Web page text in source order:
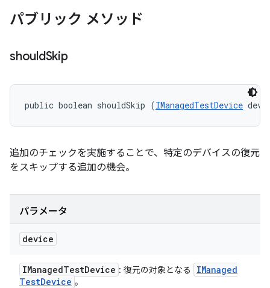
パブリック メソッド
shouldSkip
public boolean shouldSkip (IManagedTestDevice
追加のチェックを実施することで、特定のデバイスの復元
をスキップする追加の機会。
パラメータ
device
IManagedTestDevice : 復元の対象となる
IManaged
TestDevice 。